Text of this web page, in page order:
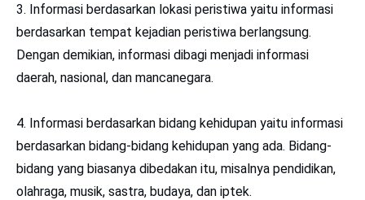
3. Informasi berdasarkan lokasi peristiwa yaitu informasi
berdasarkan tempat kejadian peristiwa berlangsung.
Dengan demikian, informasi dibagi menjadi informasi
daerah, nasional, dan mancanegara.
4. Informasi berdasarkan bidang kehidupan yaitu informasi
berdasarkan bidang-bidang kehidupan yang ada. Bidang-
bidang yang biasanya dibedakan itu, misalnya pendidikan,
olahraga, musik, sastra, budaya, dan iptek.